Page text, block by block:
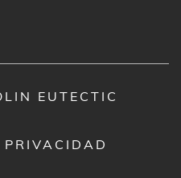
EUTECTIC